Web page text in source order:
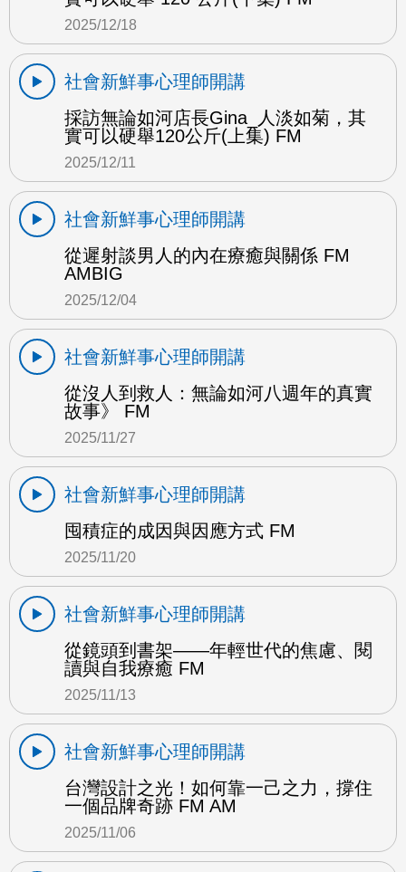
2025/12/18
社會新鮮事心理師開講
採訪無論如河店長Gina_人淡如菊，其
實可以硬舉120公斤(上集) FM
2025/12/11
社會新鮮事心理師開講
從遲射談男人的內在療癒與關係 FM
AMBIG
2025/12/04
社會新鮮事心理師開講
從沒人到救人：無論如河八週年的真實
故事》 FM
2025/11/27
社會新鮮事心理師開講
囤積症的成因與因應方式 FM
2025/11/20
社會新鮮事心理師開講
從鏡頭到書架——年輕世代的焦慮、閱
讀與自我療癒 FM
2025/11/13
社會新鮮事心理師開講
台灣設計之光！如何靠一己之力，撐住
一個品牌奇跡 FM AM
2025/11/06